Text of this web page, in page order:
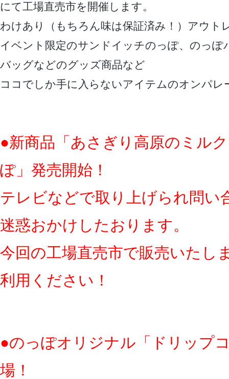
にて工場直売市を開催します。
わけあり（もちろん味は保証済み！）アウト
イベント限定のサンドイッチのっぽ、のっぽ
バッグなどのグッズ商品など
ココでしか手に入らないアイテムのオンパレ
●新商品「あさぎり高原のミル
ぽ」発売開始！
テレビなどで取り上げられ問い
迷惑おかけしたおります。
今回の工場直売市で販売いたし
利用ください！
●のっぽオリジナル「ドリップ
場！